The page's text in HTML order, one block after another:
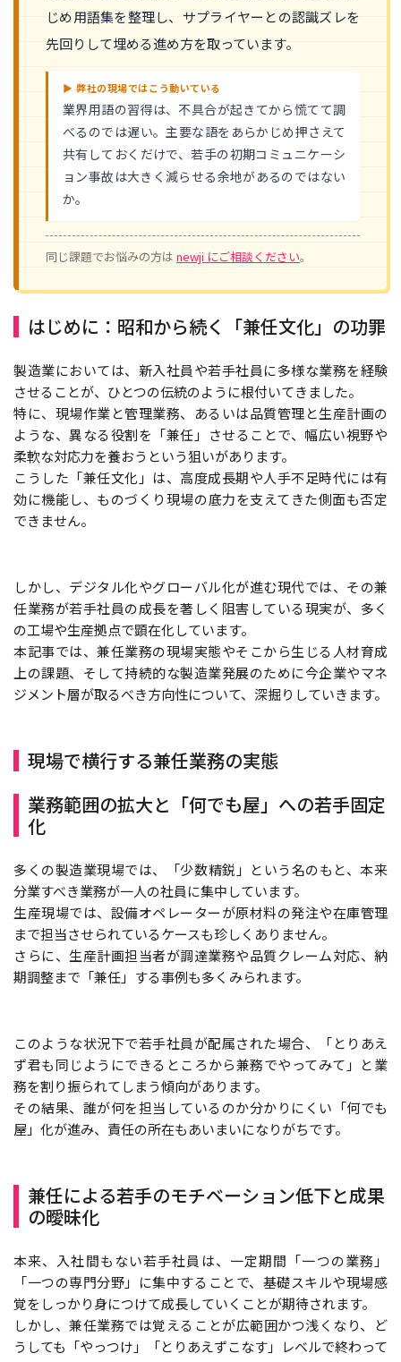
じめ用語集を整理し、サプライヤーとの認識ズレを
先回りして埋める進め方を取っています。
▶ 弊社の現場ではこう動いている
業界用語の習得は、不具合が起きてから慌てて調
べるのでは遅い。主要な語をあらかじめ押さえて
共有しておくだけで、若手の初期コミュニケーシ
ョン事故は大きく減らせる余地があるのではない
か。
同じ課題でお悩みの方は newji にご相談ください。
はじめに：昭和から続く「兼任文化」の功罪
製造業においては、新入社員や若手社員に多様な業務を経験
させることが、ひとつの伝統のように根付いてきました。
特に、現場作業と管理業務、あるいは品質管理と生産計画の
ような、異なる役割を「兼任」させることで、幅広い視野や
柔軟な対応力を養おうという狙いがあります。
こうした「兼任文化」は、高度成長期や人手不足時代には有
効に機能し、ものづくり現場の底力を支えてきた側面も否定
できません。
しかし、デジタル化やグローバル化が進む現代では、その兼
任業務が若手社員の成長を著しく阻害している現実が、多く
の工場や生産拠点で顕在化しています。
本記事では、兼任業務の現場実態やそこから生じる人材育成
上の課題、そして持続的な製造業発展のために今企業やマネ
ジメント層が取るべき方向性について、深掘りしていきます。
現場で横行する兼任業務の実態
業務範囲の拡大と「何でも屋」への若手固定
化
多くの製造業現場では、「少数精鋭」という名のもと、本来
分業すべき業務が一人の社員に集中しています。
生産現場では、設備オペレーターが原材料の発注や在庫管理
まで担当させられているケースも珍しくありません。
さらに、生産計画担当者が調達業務や品質クレーム対応、納
期調整まで「兼任」する事例も多くみられます。
このような状況下で若手社員が配属された場合、「とりあえ
ず君も同じようにできるところから兼務でやってみて」と業
務を割り振られてしまう傾向があります。
その結果、誰が何を担当しているのか分かりにくい「何でも
屋」化が進み、責任の所在もあいまいになりがちです。
兼任による若手のモチベーション低下と成果
の曖昧化
本来、入社間もない若手社員は、一定期間「一つの業務」
「一つの専門分野」に集中することで、基礎スキルや現場感
覚をしっかり身につけて成長していくことが期待されます。
しかし、兼任業務では覚えることが広範囲かつ浅くなり、ど
うしても「やっつけ」「とりあえずこなす」レベルで終わって